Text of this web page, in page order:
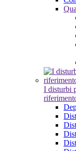
I disturbi